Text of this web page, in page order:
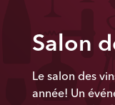
Salon
Le salon des
année! Un